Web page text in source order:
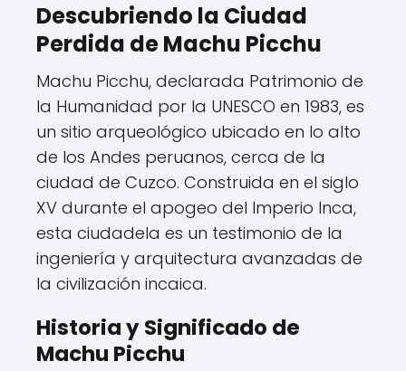
Descubriendo la Ciudad
Perdida de Machu Picchu
Machu Picchu, declarada Patrimonio de
la Humanidad por la UNESCO en 1983, es
un sitio arqueológico ubicado en lo alto
de los Andes peruanos, cerca de la
ciudad de Cuzco. Construida en el siglo
XV durante el apogeo del Imperio Inca,
esta ciudadela es un testimonio de la
ingeniería y arquitectura avanzadas de
la civilización incaica.
Historia y Significado de
Machu Picchu